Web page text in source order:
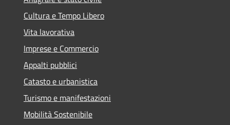
Cultura e Tempo Libero
Vita lavorativa
Imprese e Commercio
Appalti pubblici
Catasto e urbanistica
Turismo e manifestazioni
Mobilità Sostenibile